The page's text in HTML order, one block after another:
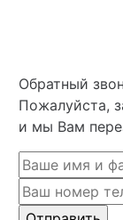
Обратный
Пожалуйста,
и мы Вам